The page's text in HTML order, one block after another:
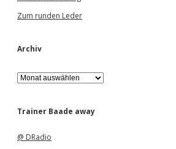
Zum runden Leder
Archiv
A
r
h
Trainer Baade away
@ DRadio